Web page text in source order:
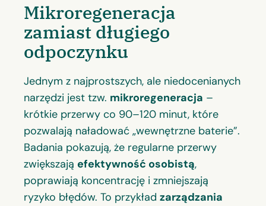
Mikroregeneracja
zamiast długiego
odpoczynku
Jednym z najprostszych, ale niedocenianych
narzędzi jest tzw. mikroregeneracja –
krótkie przerwy co 90–120 minut, które
pozwalają naładować „wewnętrzne baterie”.
Badania pokazują, że regularne przerwy
zwiększają efektywność osobistą,
poprawiają koncentrację i zmniejszają
ryzyko błędów. To przykład zarządzania